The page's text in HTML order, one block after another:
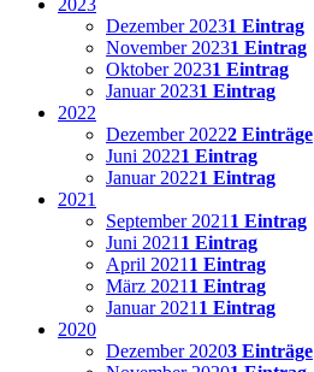
2023
Dezember 20231 Eintrag
November 20231 Eintrag
Oktober 20231 Eintrag
Januar 20231 Eintrag
2022
Dezember 20222 Einträge
Juni 20221 Eintrag
Januar 20221 Eintrag
2021
September 2021 1 Eintrag
Juni 2021 1 Eintrag
April 2021 1 Eintrag
März 2021 1 Eintrag
Januar 2021 1 Eintrag
2020
Dezember 20203 Einträge